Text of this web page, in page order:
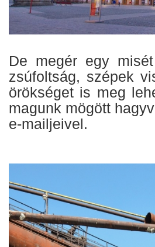
De megér egy
zsúfoltság, szépek
örökséget is meg
magunk mögött
e-mailjeivel.